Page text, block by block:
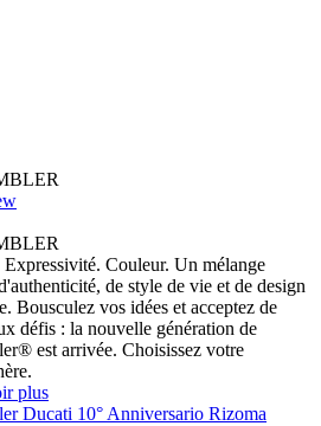
Couleur. Un mélange
de style de vie et de design
Bousculez vos idées et acceptez de
défis : la nouvelle génération de
est arrivée. Choisissez votre
plus
Ducati 10° Anniversario Rizoma